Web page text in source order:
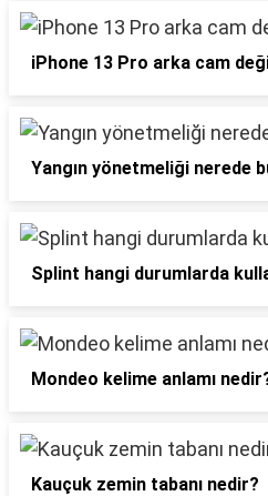
iPhone 13 Pro arka cam
Yangın yönetmeliği nerede
Splint hangi durumlarda
Mondeo kelime anlamı
Kauçuk zemin tabanı nedir?